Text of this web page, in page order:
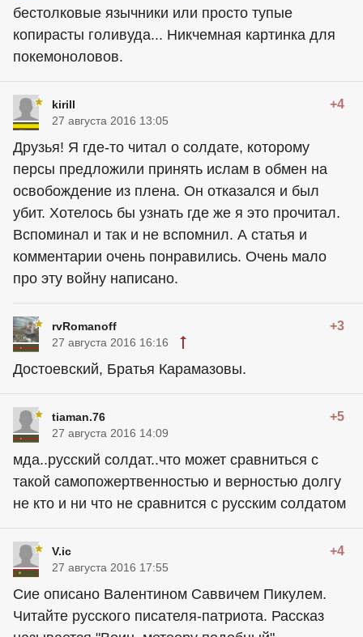
бестолковые язычники или просто тупые
копирасты голивуда... Никчемная картинка для
покемоноловов.
kirill +4
27 августа 2016 13:05
Друзья! Я где-то читал о солдате, которому
персы предложили принять ислам в обмен на
освобождение из плена. Он отказался и был
убит. Хотелось бы узнать где же я это прочитал.
Вспоминал и так и не вспомнил. А статья и
комментарии очень понравились. Очень мало
про эту войну написано.
rvRomanoff +3
27 августа 2016 16:16
Достоевский, Братья Карамазовы.
tiaman.76 +5
27 августа 2016 14:09
мда..русский солдат..что может сравниться с
такой самопожертвенностью и верностью долгу
не кто и ни что не сравнится с русским солдатом
V.ic +4
27 августа 2016 17:55
Сие описано Валентином Саввичем Пикулем.
Читайте русского писателя-патриота. Рассказ